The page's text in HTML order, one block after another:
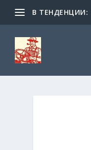
В ТЕНДЕНЦИИ: